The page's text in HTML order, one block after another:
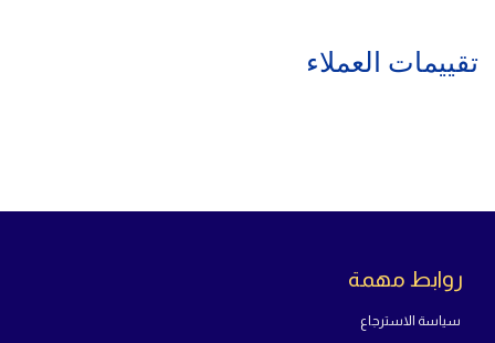
تقييمات العملاء
روابط مهمة
سياسة الاسترجاع